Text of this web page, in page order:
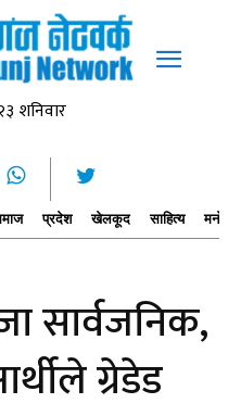
प्रदेश खेलकूद साहित्य
सार्वजनिक,
ग्रेडेड